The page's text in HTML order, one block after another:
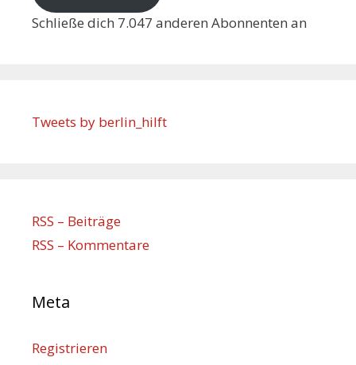
Schließe dich 7.047 anderen Abonnenten an
Tweets by berlin_hilft
RSS – Beiträge
RSS – Kommentare
Meta
Registrieren